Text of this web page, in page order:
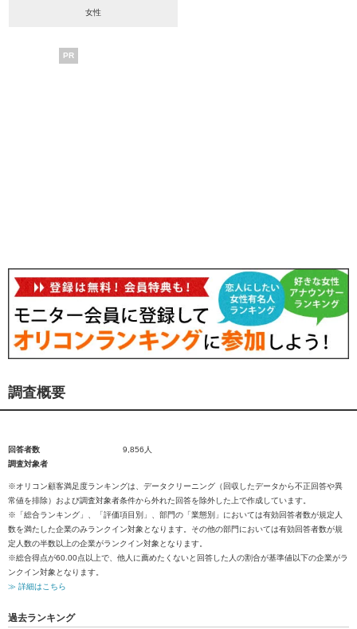
女性
PR
調査概要
回答者数
9,856人
調査対象者
※オリコン顧客満足度ランキングは、データクリーニング（回収したデータから不正回答や異
常値を排除）および調査対象者条件から外れた回答を除外した上で作成しています。
※「総合ランキング」、「評価項目別」、部門の「業態別」においては有効回答者数が規定人
数を満たした企業のみランクイン対象となります。その他の部門においては有効回答者数が規
定人数の半数以上の企業がランクイン対象となります。
※総合得点が60.00点以上で、他人に薦めたくないと回答した人の割合が基準値以下の企業がラ
ンクイン対象となります。
≫ 詳細はこちら
過去ランキング